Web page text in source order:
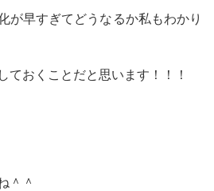
が早すぎてどうなるか私もわかり
ておくことだと思います！！！
＾＾